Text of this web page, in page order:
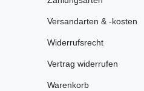
Versandarten & -kosten
Widerrufsrecht
Vertrag widerrufen
Warenkorb